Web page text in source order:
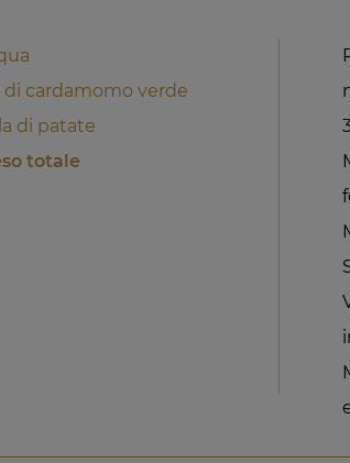
di cardamomo verde
di patate
totale